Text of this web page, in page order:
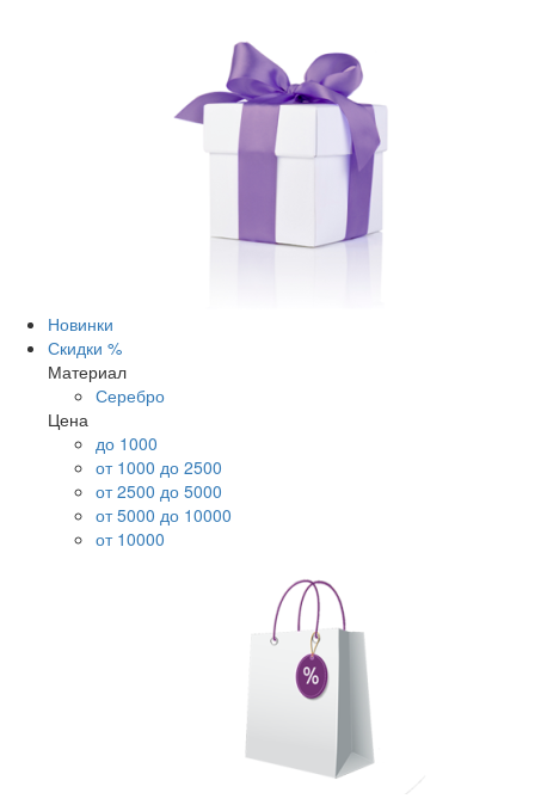
Новинки
Скидки %
Материал
Серебро
Цена
до 1000
от 1000 до 2500
от 2500 до 5000
от 5000 до 10000
от 10000